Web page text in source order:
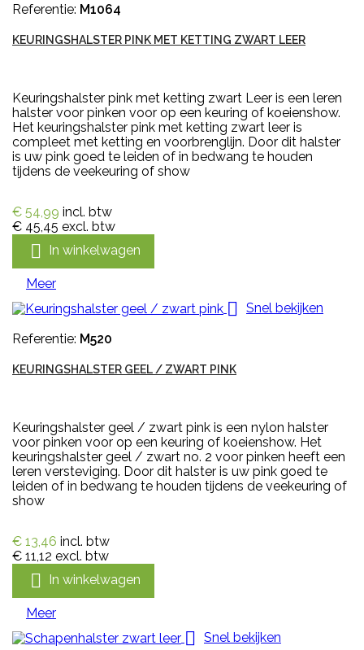
Referentie: M1064
KEURINGSHALSTER PINK MET KETTING ZWART LEER
Keuringshalster pink met ketting zwart Leer is een leren
halster voor pinken voor op een keuring of koeienshow.
Het keuringshalster pink met ketting zwart leer is
compleet met ketting en voorbrenglijn. Door dit halster
is uw pink goed te leiden of in bedwang te houden
tijdens de veekeuring of show
€ 54,99 incl. btw
€ 45,45 excl. btw
 In winkelwagen
Meer
 Snel bekijken
Referentie: M520
KEURINGSHALSTER GEEL / ZWART PINK
Keuringshalster geel / zwart pink is een nylon halster
voor pinken voor op een keuring of koeienshow. Het
keuringshalster geel / zwart no. 2 voor pinken heeft een
leren versteviging. Door dit halster is uw pink goed te
leiden of in bedwang te houden tijdens de veekeuring of
show
€ 13,46 incl. btw
€ 11,12 excl. btw
 In winkelwagen
Meer
 Snel bekijken